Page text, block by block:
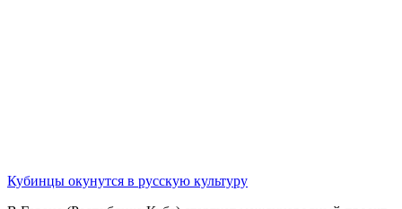
Кубинцы окунутся в русскую культуру